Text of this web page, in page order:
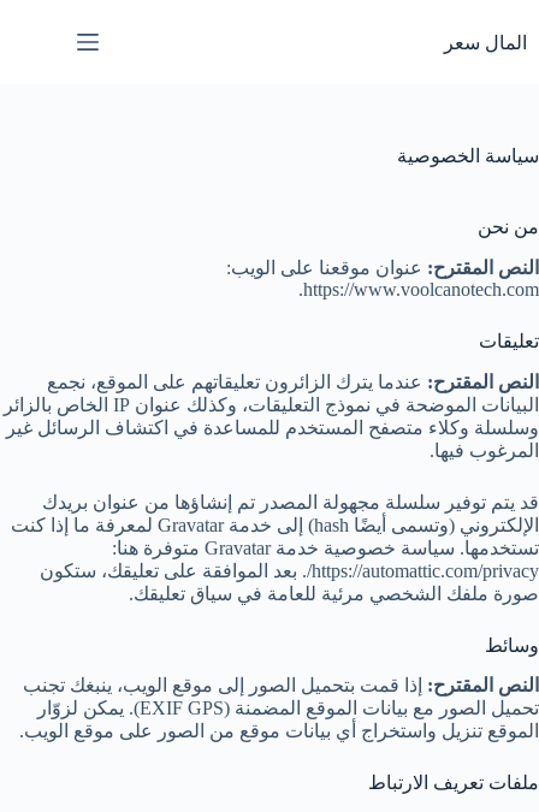
إلى
المحتوى
المال سعر
سياسة الخصوصية
من نحن
النص المقترح: عنوان موقعنا على الويب:
https://www.voolcanotech.com.
تعليقات
النص المقترح: عندما يترك الزائرون تعليقاتهم على الموقع، نجمع
البيانات الموضحة في نموذج التعليقات، وكذلك عنوان IP الخاص بالزائر
وسلسلة وكلاء متصفح المستخدم للمساعدة في اكتشاف الرسائل غير
المرغوب فيها.
قد يتم توفير سلسلة مجهولة المصدر تم إنشاؤها من عنوان بريدك
الإلكتروني (وتسمى أيضًا hash) إلى خدمة Gravatar لمعرفة ما إذا كنت
تستخدمها. سياسة خصوصية خدمة Gravatar متوفرة هنا:
https://automattic.com/privacy/. بعد الموافقة على تعليقك، ستكون
صورة ملفك الشخصي مرئية للعامة في سياق تعليقك.
وسائط
النص المقترح: إذا قمت بتحميل الصور إلى موقع الويب، ينبغك تجنب
تحميل الصور مع بيانات الموقع المضمنة (EXIF GPS). يمكن لزوّار
الموقع تنزيل واستخراج أي بيانات موقع من الصور على موقع الويب.
ملفات تعريف الارتباط